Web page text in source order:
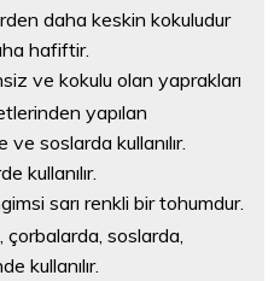
daha keskin kokuludur
hafiftir.
ve kokulu olan yaprakları
yapılan
soslarda kullanılır.
kullanılır.
sarı renkli bir tohumdur.
soslarda,
kullanılır.